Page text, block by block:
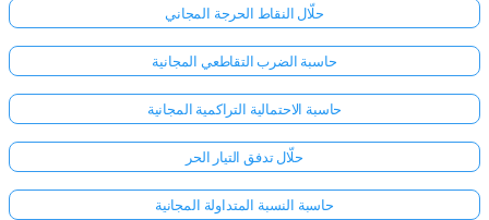
حلّال النقاط الحرجة المجاني
حاسبة الضرب التقاطعي المجانية
حاسبة الاحتمالية التراكمية المجانية
حلّال تدفق التيار الحر
حاسبة النسبة المتداولة المجانية